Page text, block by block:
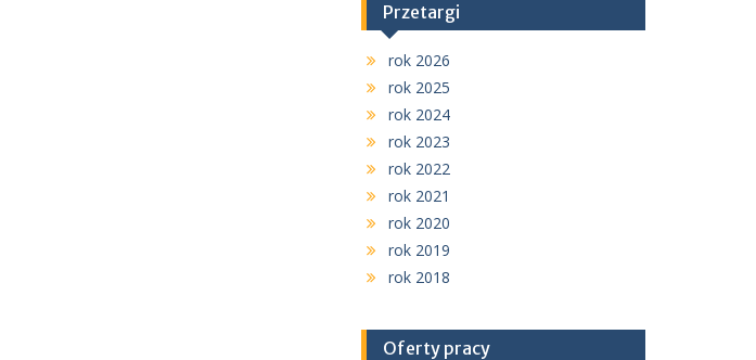
Przetargi
rok 2026
rok 2025
rok 2024
rok 2023
rok 2022
rok 2021
rok 2020
rok 2019
rok 2018
Oferty pracy